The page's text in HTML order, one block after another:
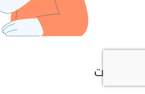
الخدمات